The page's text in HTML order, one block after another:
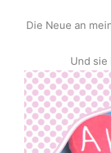
Die Neue an
Und sie